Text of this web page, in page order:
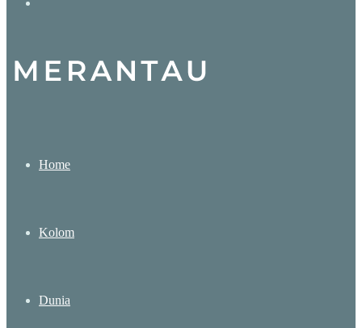
for
Home
Kolom
Dunia